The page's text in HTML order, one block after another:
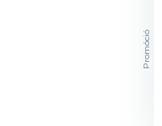
Promóció